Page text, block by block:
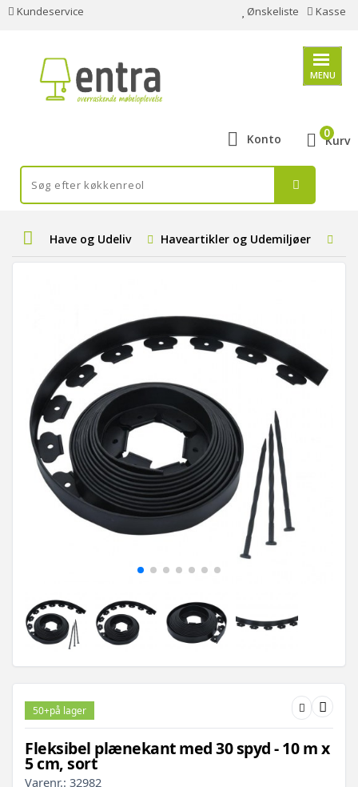
Kundeservice Ønskeliste Kasse
MENU
Konto Kurv
0
Have og Udeliv Haveartikler og Udemiljøer
50+på lager
Fleksibel plænekant med 30 spyd - 10 m x
5 cm, sort
Varenr.: 32982